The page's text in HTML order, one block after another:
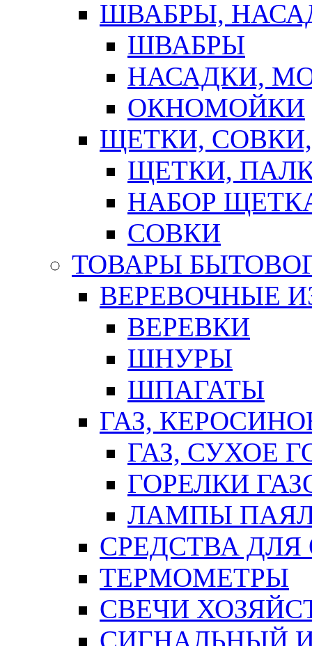
ШВАБРЫ,
ШВАБРЫ
НАСАДКИ,
ОКНОМОЙКИ
ЩЕТКИ,
ЩЕТКИ,
НАБОР
СОВКИ
ТОВАРЫ
ВЕРЕВОЧНЫЕ
ВЕРЕВКИ
ШНУРЫ
ШПАГАТЫ
ГАЗ,
ГАЗ, СУХОЕ
ГОРЕЛКИ
ЛАМПЫ
СРЕДСТВА
ТЕРМОМЕТРЫ
СВЕЧИ